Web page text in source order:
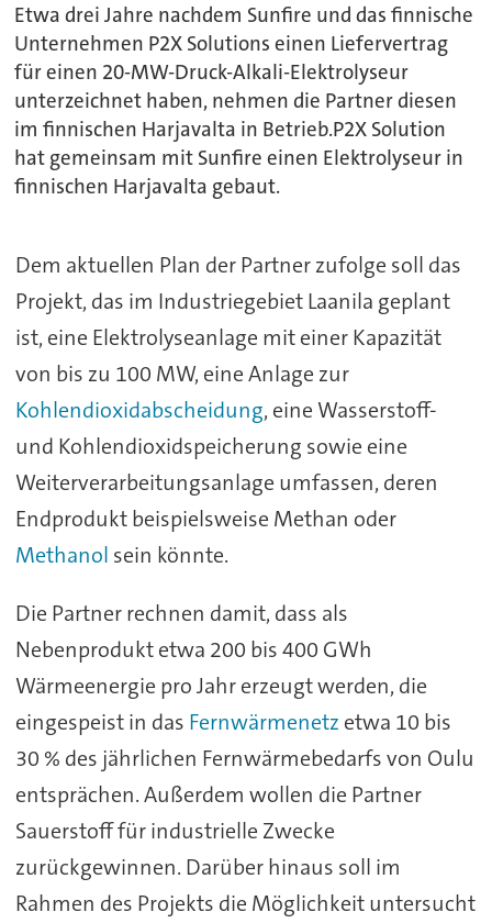
Etwa drei Jahre nachdem Sunfire und das finnische
Unternehmen P2X Solutions einen Liefervertrag
für einen 20-MW-Druck-Alkali-Elektrolyseur
unterzeichnet haben, nehmen die Partner diesen
im finnischen Harjavalta in Betrieb.P2X Solution
hat gemeinsam mit Sunfire einen Elektrolyseur in
finnischen Harjavalta gebaut.
Dem aktuellen Plan der Partner zufolge soll das
Projekt, das im Industriegebiet Laanila geplant
ist, eine Elektrolyseanlage mit einer Kapazität
von bis zu 100 MW, eine Anlage zur
Kohlendioxidabscheidung, eine Wasserstoff-
und Kohlendioxidspeicherung sowie eine
Weiterverarbeitungsanlage umfassen, deren
Endprodukt beispielsweise Methan oder
Methanol sein könnte.
Die Partner rechnen damit, dass als
Nebenprodukt etwa 200 bis 400 GWh
Wärmeenergie pro Jahr erzeugt werden, die
eingespeist in das Fernwärmenetz etwa 10 bis
30 % des jährlichen Fernwärmebedarfs von Oulu
entsprächen. Außerdem wollen die Partner
Sauerstoff für industrielle Zwecke
zurückgewinnen. Darüber hinaus soll im
Rahmen des Projekts die Möglichkeit untersucht